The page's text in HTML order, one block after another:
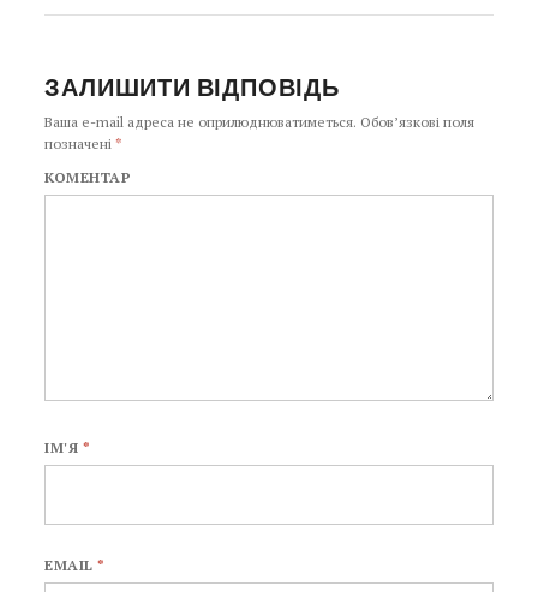
ЗАЛИШИТИ ВІДПОВІДЬ
Ваша e-mail адреса не оприлюднюватиметься. Обов’язкові поля
позначені*
КОМЕНТАР
ІМ'Я *
EMAIL*